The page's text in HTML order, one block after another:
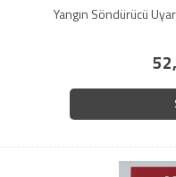
Yangın Söndürücü